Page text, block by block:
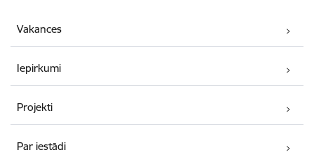
Vakances
Iepirkumi
Projekti
Par iestādi